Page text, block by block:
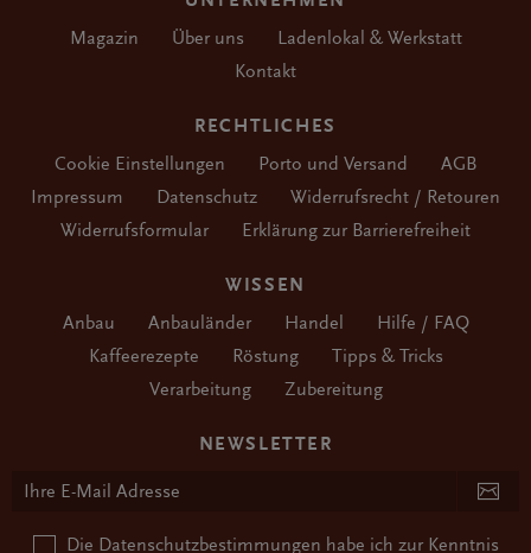
Magazin
Über uns
Ladenlokal & Werkstatt
Kontakt
RECHTLICHES
Cookie Einstellungen
Porto und Versand
AGB
Impressum
Datenschutz
Widerrufsrecht / Retouren
Widerrufsformular
Erklärung zur Barrierefreiheit
WISSEN
Anbau
Anbauländer Handel
Hilfe / FAQ
Kaffeerezepte
Röstung
Tipps & Tricks
Verarbeitung
Zubereitung
NEWSLETTER
Die Datenschutzbestimmungen habe ich zur Kenntnis